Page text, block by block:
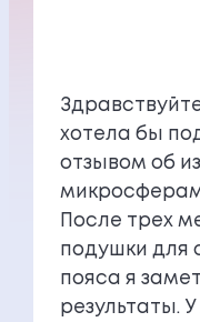
хотела бы
отзывом об
После трех
подушки для
пояса я
результаты.